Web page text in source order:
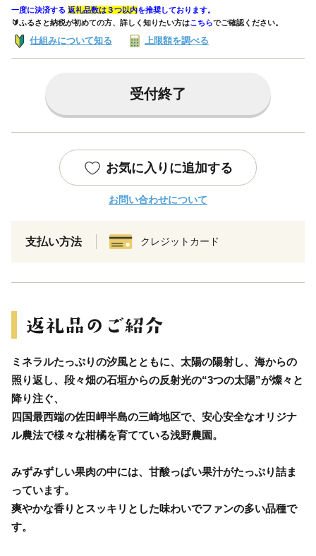
一度に決済する 返礼品数は３つ以内を推奨しております。
🔰ふるさと納税が初めての方、詳しく知りたい方はこちらでご確認ください。
仕組みについて知る 上限額を調べる
受付終了
お気に入りに追加する
お問い合わせについて
支払い方法 クレジットカード
ミネラルたっぷりの汐風とともに、太陽の陽射し、海からの
照り返し、段々畑の石垣からの反射光の“3つの太陽”が燦々と
降り注ぐ、
四国最西端の佐田岬半島の三崎地区で、安心安全なオリジナ
ル農法で様々な柑橘を育てている浅野農園。
みずみずしい果肉の中には、甘酸っぱい果汁がたっぷり詰ま
っています。
爽やかな香りとスッキリとした味わいでファンの多い品種で
す。